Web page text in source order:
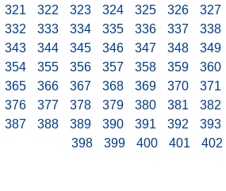
321
322 323 324 325 326 327
332
333 334 335 336 337 338
343
344 345 346 347 348 349
354
355 356 357 358 359 360
365
366 367 368 369 370 371
376
377 378 379 380 381 382
387
388 389 390 391 392 393
398
399 400 401 402